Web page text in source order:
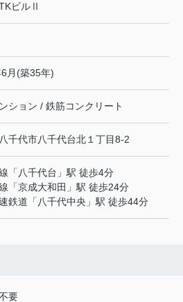
ビルⅡ
月(築35年)
ション / 鉄筋コンクリート
八千代市八千代台北１丁目8-2
「 八千代台 」駅 徒歩4分
「京成大和田 」駅 徒歩24分
鉄道 「 八千代中央 」駅 徒歩44分
要